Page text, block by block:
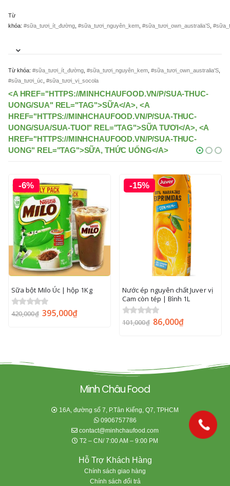
Từ
khóa: #sữa_tươi_ít_đường #sữa_tươi_nguyên_kem #sữa_tươi_own_australia’S
Từ khóa: #sữa_tươi_ít_đường #sữa_tươi_nguyên_kem #sữa_tươi_own_australia'S
#sữa_tươi_úc #sữa_tươi_vị_socola
<A HREF="HTTPS://MINHCHAUFOOD.VN/P/SUA-THUC-
UONG/SUA" REL="TAG">SỮA</A>, <A
HREF="HTTPS://MINHCHAUFOOD.VN/P/SUA-THUC-
UONG/SUA/SUA-TUOI" REL="TAG">SỮA TƯƠI</A>, <A
HREF="HTTPS://MINHCHAUFOOD.VN/P/SUA-THUC-
UONG" REL="TAG">SỮA, THỨC UỐNG</A>
-6%
Sữa bột Milo Úc | hộp 1Kg
0out of 5
420,000₫ 395,000₫
-15%
Nước ép nguyên chất Juver vị
Cam còn tép | Bình 1L
0out of 5
101,000₫ 86,000₫
Minh Châu Food
16A, đường số 7, P.Tân Kiểng, Q7, TPHCM
0906757786
contact@minhchaufood.com
T2 – CN/ 7:00 AM – 9:00 PM
Hỗ Trợ Khách Hàng
Chính sách giao hàng
Chính sách đổi trả